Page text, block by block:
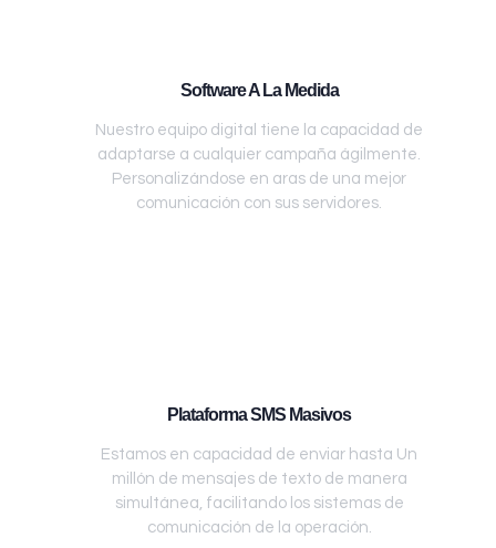
Software A La Medida
Nuestro equipo digital tiene la capacidad de
adaptarse a cualquier campaña ágilmente.
Personalizándose en aras de una mejor
comunicación con sus servidores.
Plataforma SMS Masivos
Estamos en capacidad de enviar hasta Un
millón de mensajes de texto de manera
simultánea, facilitando los sistemas de
comunicación de la operación.